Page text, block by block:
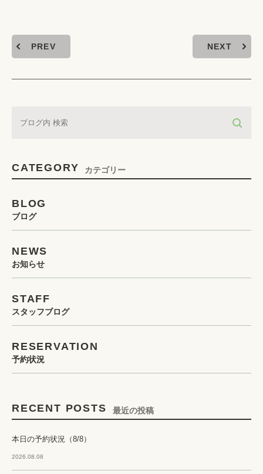
PREV NEXT
CATEGORY カテゴリー
BLOG
ブログ
NEWS
お知らせ
STAFF
スタッフブログ
RESERVATION
予約状況
RECENT POSTS 最近の投稿
本日の予約状況（8/8）
2026.08.08